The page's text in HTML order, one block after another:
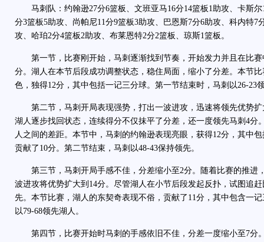
马刺队：约翰逊27分6篮板、文班亚马16分14篮板1助攻、卡斯尔
分3篮板5助攻、尚帕尼11分9篮板3助攻、巴恩斯7分6助攻、科内特7
攻、哈珀2分4篮板2助攻、布莱恩特2分2篮板、琼斯1篮板。
第一节，比赛刚开始，马刺逐渐找到节奏，开始发力并且在比赛
分。湖人在本节后段成功调整状态，稳住局面，缩小了分差。本节
色，独得12分，其中包括一记三分球。第一节结束时，马刺以26-23
第二节，马刺开局表现强势，打出一波进攻，迅速将领先优势扩
湖人逐步找回状态，连续得分不仅抹平了分差，还一度领先马刺4分
人之间的差距。本节中，马刺的约翰逊表现亮眼，获得12分，其中
贡献了10分。第二节结束，马刺以48-43保持领先。
第三节，马刺开局手感不佳，分差缩小至2分。随着比赛的推进
波进攻将优势扩大到14分。尽管湖人在小节后段发起反扑，试图追
先。本节比赛，湖人的东契奇表现不俗，贡献了11分，其中包含一
以79-68领先湖人。
第四节，比赛开始时马刺的手感依旧不佳，分差一度缩小至7分